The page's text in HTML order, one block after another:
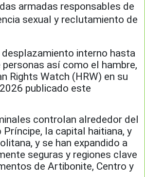
armadas responsables de
sexual y reclutamiento de
interno hasta
así como el hambre,
Rights Watch (HRW) en su
publicado este
controlan alrededor del
Príncipe, la capital haitiana, y
y se han expandido a
seguras y regiones clave
de Artibonite, Centro y